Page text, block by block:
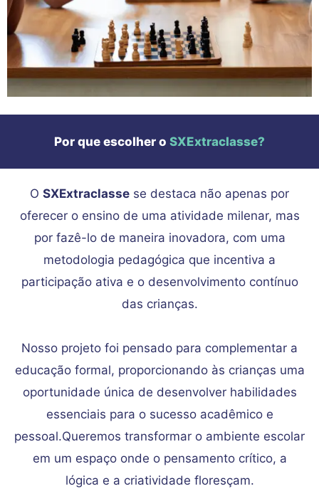
Por que escolher o SXExtraclasse?
O SXExtraclasse se destaca não apenas por
oferecer o ensino de uma atividade milenar, mas
por fazê-lo de maneira inovadora, com uma
metodologia pedagógica que incentiva a
participação ativa e o desenvolvimento contínuo
das crianças.
Nosso projeto foi pensado para complementar a
educação formal, proporcionando às crianças uma
oportunidade única de desenvolver habilidades
essenciais para o sucesso acadêmico e
pessoal.Queremos transformar o ambiente escolar
em um espaço onde o pensamento crítico, a
lógica e a criatividade floresçam.